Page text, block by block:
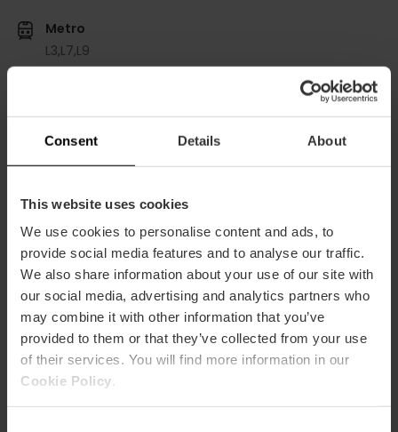
Consent Details About
This website uses cookies
We use cookies to personalise content and ads, to
provide social media features and to analyse our traffic.
We also share information about your use of our site with
our social media, advertising and analytics partners who
may combine it with other information that you’ve
provided to them or that they’ve collected from your use
of their services. You will find more information in our
Cookie Policy
Metro
L3,L7,L9
Avinguda de les Balears, 29, València, España